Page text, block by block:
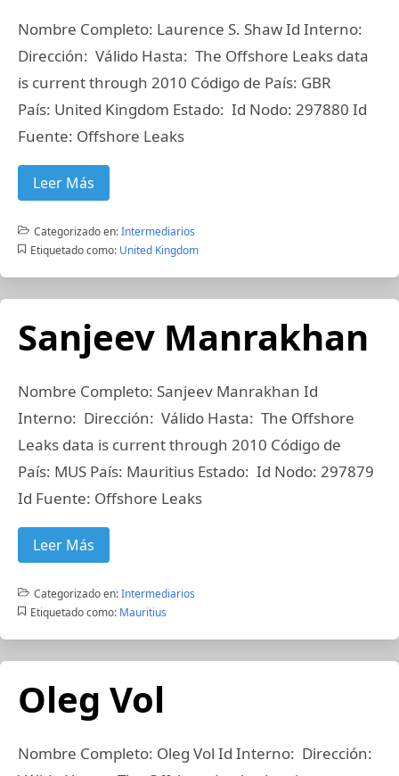
Nombre Completo: Laurence S. Shaw Id Interno:
Dirección: Válido Hasta: The Offshore Leaks data
is current through 2010 Código de País: GBR
País: United Kingdom Estado: Id Nodo: 297880 Id
Fuente: Offshore Leaks
Leer Más
Categorizado en:Intermediarios
Etiquetado como: United Kingdom
Sanjeev Manrakhan
Nombre Completo: Sanjeev Manrakhan Id
Interno: Dirección: Válido Hasta: The Offshore
Leaks data is current through 2010 Código de
País: MUS País: Mauritius Estado: Id Nodo: 297879
Id Fuente: Offshore Leaks
Leer Más
Categorizado en:Intermediarios
Etiquetado como: Mauritius
Oleg Vol
Nombre Completo: Oleg Vol Id Interno: Dirección: